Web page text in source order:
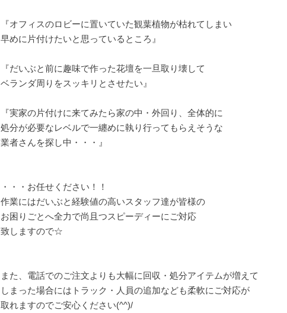
『オフィスのロビーに置いていた観葉植物が枯れてしまい
早めに片付けたいと思っているところ』
『だいぶと前に趣味で作った花壇を一旦取り壊して
ベランダ周りをスッキリとさせたい』
『実家の片付けに来てみたら家の中・外回り、全体的に
処分が必要なレベルで一纏めに執り行ってもらえそうな
業者さんを探し中・・・』
・・・お任せください！！
作業にはだいぶと経験値の高いスタッフ達が皆様の
お困りごとへ全力で尚且つスピーディーにご対応
致しますので☆
また、電話でのご注文よりも大幅に回収・処分アイテムが増えて
しまった場合にはトラック・人員の追加なども柔軟にご対応が
取れますのでご安心ください(^^)/